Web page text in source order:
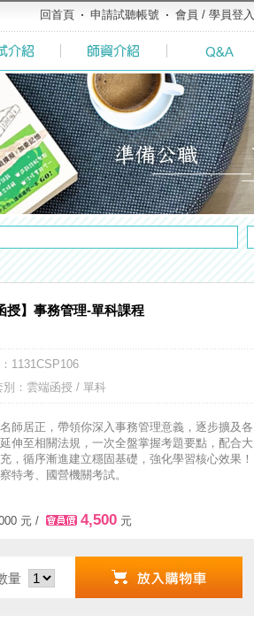
回首頁 申請試聽帳號 會員 / 學員登入
動不間斷！速點我關注✧•̀.̫•́✧
6大理由 ►►好想了解◄◄
【好消息】錦囊體貼您的需求，不必舟車勞頓，只要線上申請，也能立即試聽比較(◕ܫ◕)
載►►►
吧>>>
最新資訊吧>>>>
►
動不間斷！速點我關注✧•̀.̫•́✧
授】事務管理-單科課程
：1131CSP106
別：雲端函授 / 單科
師居正，帶領你深入事務管理意義，逐步擴及各
伸至相關法規，一次全盤掌握考題要點，配合大
，循序漸進建立穩固基礎，強化學習核心效果！
特考、國營機關考試。
元 / 4,500 元
量